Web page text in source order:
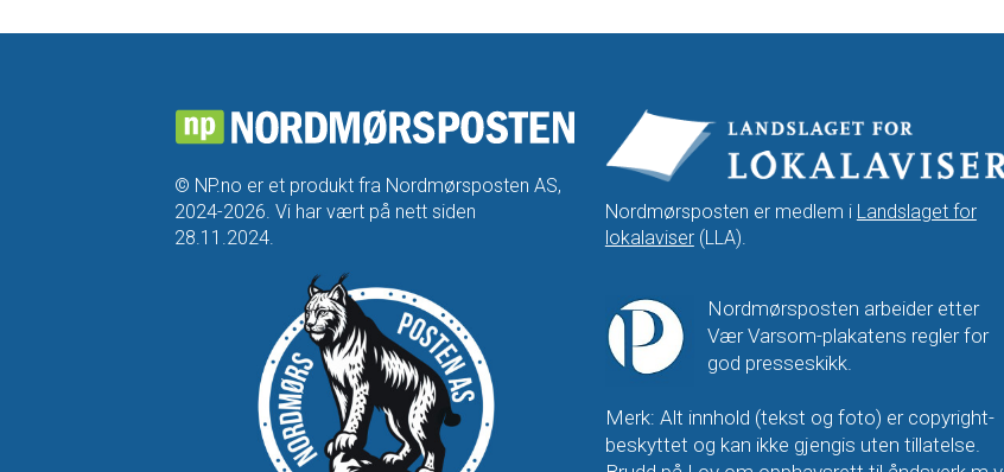
© NP.no er et produkt fra Nordmørsposten AS,
2024-2026. Vi har vært på nett siden
28.11.2024.
Nordmørsposten er medlem i Landslaget for
lokalaviser(LLA).
Nordmørsposten arbeider etter
Vær Varsom-plakatens regler for
god presseskikk.
Merk: Alt innhold (tekst og foto) er copyright-
beskyttet og kan ikke gjengis uten tillatelse.